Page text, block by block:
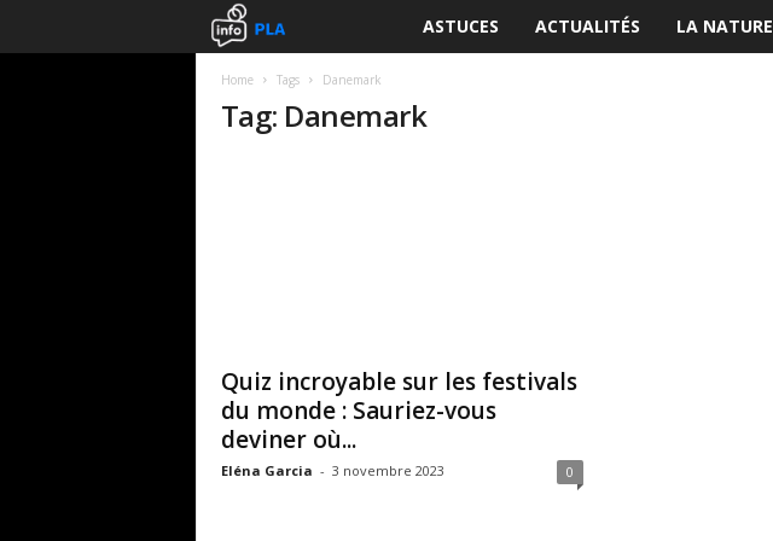
f
ASTUCES ACTUALITÉS LA NATURE
Home Tags Danemark
Tag: Danemark
Quiz incroyable sur les festivals
du monde : Sauriez-vous
deviner où...
Eléna Garcia - 3 novembre 2023 0